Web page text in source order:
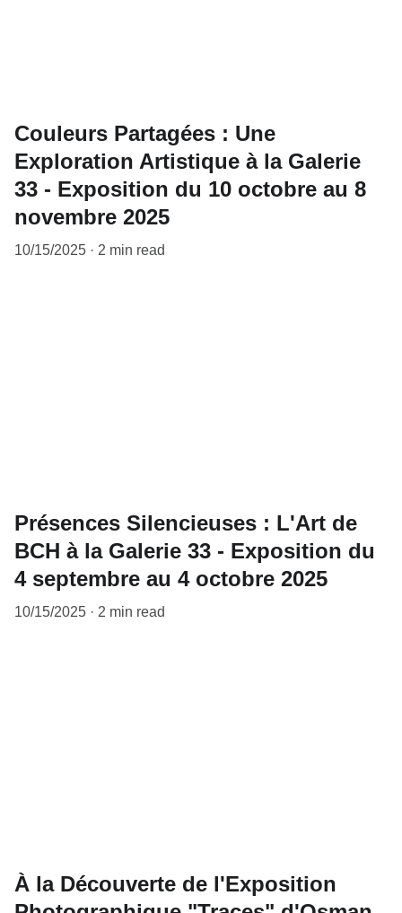
Couleurs Partagées : Une
Exploration Artistique à la Galerie
33 - Exposition du 10 octobre au 8
novembre 2025
10/15/2025 2 min read
Présences Silencieuses : L'Art de
BCH à la Galerie 33 - Exposition du
4 septembre au 4 octobre 2025
10/15/2025 2 min read
À la Découverte de l'Exposition